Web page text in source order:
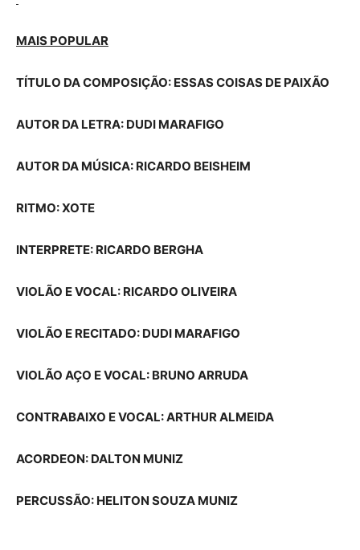
MAIS POPULAR
TÍTULO DA COMPOSIÇÃO: ESSAS COISAS DE PAIXÃO
AUTOR DA LETRA: DUDI MARAFIGO
AUTOR DA MÚSICA: RICARDO BEISHEIM
RITMO: XOTE
INTERPRETE: RICARDO BERGHA
VIOLÃO E VOCAL: RICARDO OLIVEIRA
VIOLÃO E RECITADO: DUDI MARAFIGO
VIOLÃO AÇO E VOCAL: BRUNO ARRUDA
CONTRABAIXO E VOCAL: ARTHUR ALMEIDA
ACORDEON: DALTON MUNIZ
PERCUSSÃO: HELITON SOUZA MUNIZ